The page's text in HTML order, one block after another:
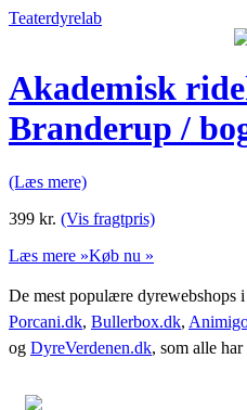
Teaterdyrelab
Akademisk
Branderup /
(Læs mere)
399 kr. (Vis fragtpris)
Læs mere »Køb nu »
De mest populære dyrewebshops
Porcani.dk, Bullerbox.dk,
og DyreVerdenen.dk, som alle